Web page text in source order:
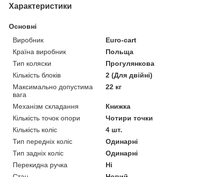
Характеристики
Основні
Виробник
Euro-cart
Країна виробник
Польща
Тип коляски
Прогулянкова
Кількість блоків
2 (Для двійні)
Максимально допустима
вага
22 кг
Механізм складання
Книжка
Кількість точок опори
Чотири точки
Кількість коліс
4 шт.
Тип передніх коліс
Одинарні
Тип задніх коліс
Одинарні
Перекидна ручка
Ні